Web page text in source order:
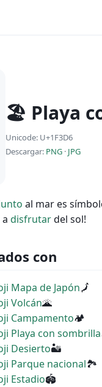
🏖 Playa
Unicode: U+1F3D6
Descargar: PNG · JPG
al mar es
a disfrutardel sol!
con
Mapa de Japón🗾
Volcán🌋
Campamento🏕
Playa con sombrilla
Desierto🏜
Parque nacional🏞
Estadio🏟